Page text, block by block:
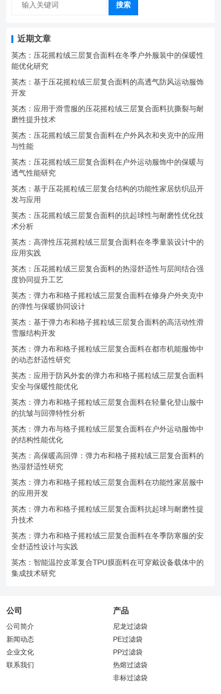
搜索
近期文章
英杰：压花摇粒绒三层复合面料在冬季户外服装中的保暖性
能优化研究
英杰：基于压花摇粒绒三层复合面料的高透气防风运动服饰
开发
英杰：应用于滑雪服的压花摇粒绒三层复合面料抗撕裂与耐
磨性提升技术
英杰：压花摇粒绒三层复合面料在户外风衣和夹克中的应用
与性能
英杰：压花摇粒绒三层复合面料在户外运动服饰中的保暖与
透气性能研究
英杰：基于压花摇粒绒三层复合结构的功能性家居纺织品开
发与应用
英杰：压花摇粒绒三层复合面料的抗起球性与耐磨性优化技
术分析
英杰：高弹性压花摇粒绒三层复合面料在冬季童装设计中的
应用实践
英杰：压花摇粒绒三层复合面料的热湿舒适性与层间结合强
度协同提升工艺
英杰：弹力布和格子摇粒绒三层复合面料在修身户外夹克中
的弹性与保暖协同设计
英杰：基于弹力布和格子摇粒绒三层复合面料的高活动性滑
雪服结构开发
英杰：弹力布和格子摇粒绒三层复合面料在都市机能服饰中
的动态舒适性研究
英杰：应用于防风外套的弹力布和格子摇粒绒三层复合面料
安全与保暖性能优化
英杰：弹力布和格子摇粒绒三层复合面料在轻量化登山服中
的抗皱与回弹特性分析
英杰：弹力布与格子摇粒绒三层复合面料在户外运动服饰中
的结构性能优化
英杰：高保暖高回弹：弹力布和格子摇粒绒三层复合面料的
热湿舒适性研究
英杰：弹力布和格子摇粒绒三层复合面料在功能性家居服中
的应用开发
英杰：弹力布和格子摇粒绒三层复合面料抗起球与耐磨性提
升技术
英杰：弹力布和格子摇粒绒三层复合面料在冬季防寒服的安
全舒适性设计与实践
英杰：智能温控皮革复合TPU膜面料在可穿戴设备载体中的
集成技术研究
公司
公司简介
新闻动态
企业文化
联系我们
产品
尼龙过滤袋
PE过滤袋
PP过滤袋
热熔过滤袋
非标过滤袋